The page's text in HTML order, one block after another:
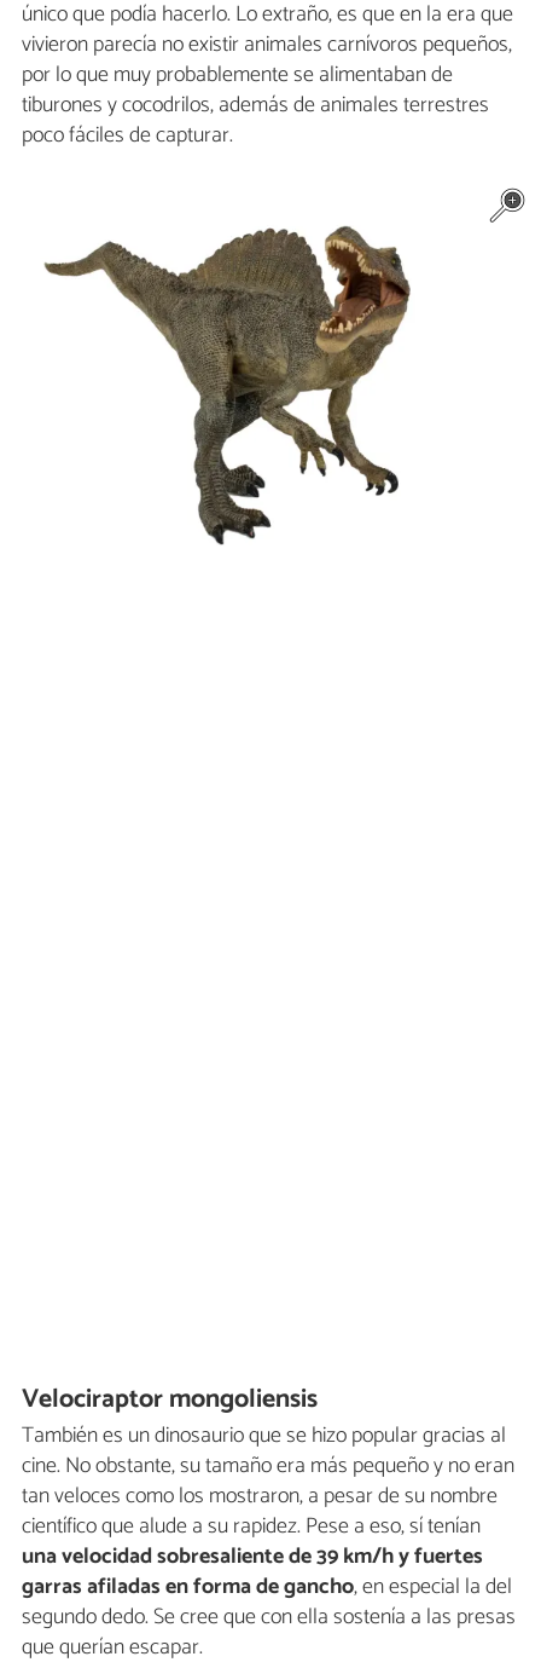
único que podía hacerlo. Lo extraño, es que en la era que
vivieron parecía no existir animales carnívoros pequeños,
por lo que muy probablemente se alimentaban de
tiburones y cocodrilos, además de animales terrestres
poco fáciles de capturar.
Velociraptor mongoliensis
También es un dinosaurio que se hizo popular gracias al
cine. No obstante, su tamaño era más pequeño y no eran
tan veloces como los mostraron, a pesar de su nombre
científico que alude a su rapidez. Pese a eso, sí tenían
una velocidad sobresaliente de 39 km/h y fuertes
garras afiladas en forma de gancho, en especial la del
segundo dedo. Se cree que con ella sostenía a las presas
que querían escapar.